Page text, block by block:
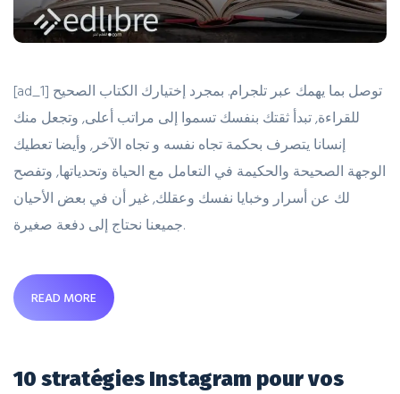
[ad_1] توصل بما يهمك عبر تلجرام. بمجرد إختيارك الكتاب الصحيح
للقراءة, تبدأ ثقتك بنفسك تسموا إلى مراتب أعلى, وتجعل منك
إنسانا يتصرف بحكمة تجاه نفسه و تجاه الآخر, وأيضا تعطيك
الوجهة الصحيحة والحكيمة في التعامل مع الحياة وتحدياتها, وتفصح
لك عن أسرار وخبايا نفسك وعقلك, غير أن في بعض الأحيان
جميعنا نحتاج إلى دفعة صغيرة.
READ MORE
10 stratégies Instagram pour vos